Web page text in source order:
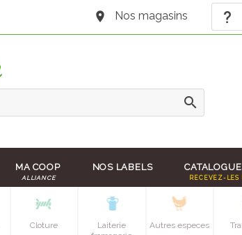
Nos magasins
MA COOP
ALLIANCE
NOS LABELS
RECEVEZ-LES !
Cloture
Laiterie
Autres especes